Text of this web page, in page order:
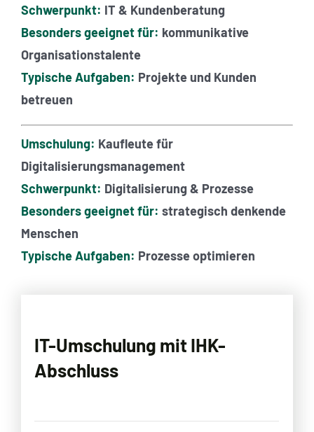
Schwerpunkt: IT & Kundenberatung
Besonders geeignet für: kommunikative
Organisationstalente
Typische Aufgaben: Projekte und Kunden
betreuen
Umschulung: Kaufleute für
Digitalisierungsmanagement
Schwerpunkt: Digitalisierung & Prozesse
Besonders geeignet für: strategisch denkende
Menschen
Typische Aufgaben: Prozesse optimieren
IT-Umschulung mit IHK-
Abschluss